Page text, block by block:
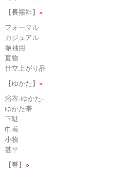
【長襦袢】 »
フォーマル
カジュアル
振袖用
夏物
仕立上がり品
【ゆかた】 »
浴衣-ゆかた-
ゆかた帯
下駄
巾着
小物
甚平
【帯】 »